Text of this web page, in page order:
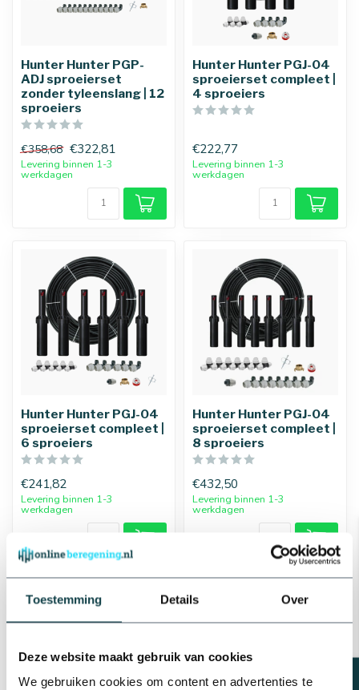
Toestemming Details Over
Deze website maakt gebruik van cookies
We gebruiken cookies om content en advertenties te
Hunter Hunter PGP-
ADJ sproeierset
zonder tyleenslang | 12
sproeiers
€358,68 €322,81
Levering binnen 1-3
werkdagen
Hunter Hunter PGJ-04
sproeierset compleet |
4 sproeiers
€222,77
Levering binnen 1-3
werkdagen
Hunter Hunter PGJ-04
sproeierset compleet |
6 sproeiers
€241,82
Levering binnen 1-3
werkdagen
Hunter Hunter PGJ-04
sproeierset compleet |
8 sproeiers
€432,50
Levering binnen 1-3
werkdagen
-10%